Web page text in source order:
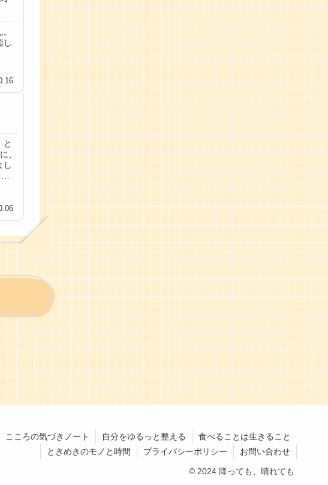
し
と
、
し
こころの気づきノート 自分をゆるっと整える
食べることは生きること
ときめきのモノと時間
プライバシーポリシー お問い合わせ
© 2024 降っても、晴れても.